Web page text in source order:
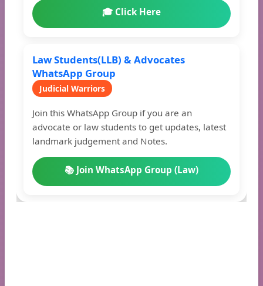
🎓 Click Here
Law Students(LLB) & Advocates
WhatsApp Group
Judicial Warriors
Join this WhatsApp Group if you are an
advocate or law students to get updates, latest
landmark judgement and Notes.
📚 Join WhatsApp Group (Law)